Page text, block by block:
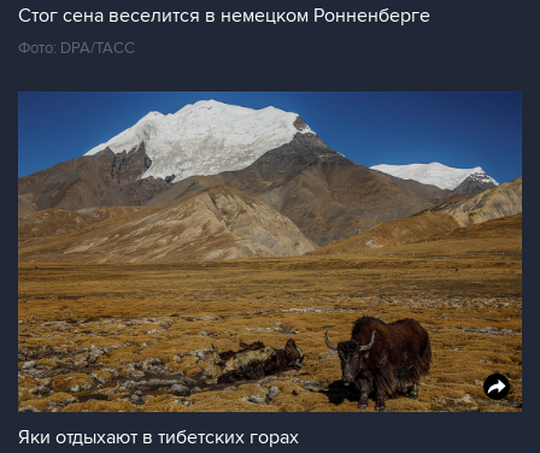
Стог сена веселится в немецком Ронненберге
Фото: DPA/ТАСС
Яки отдыхают в тибетских горах